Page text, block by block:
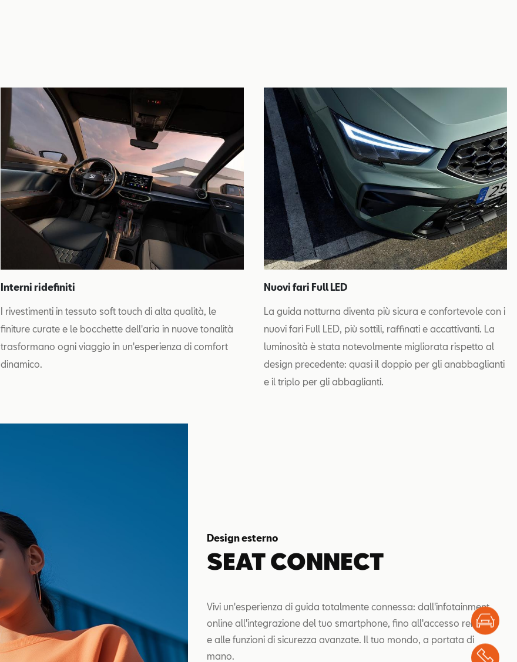
Interni ridefiniti
I rivestimenti in tessuto soft touch di alta qualità, le
finiture curate e le bocchette dell'aria in nuove tonalità
trasformano ogni viaggio in un'esperienza di comfort
dinamico.
Nuovi fari Full LED
La guida notturna diventa più sicura e confortevole con i
nuovi fari Full LED, più sottili, raffinati e accattivanti. La
luminosità è stata notevolmente migliorata rispetto al
design precedente: quasi il doppio per gli anabbaglianti
e il triplo per gli abbaglianti.
Design esterno
SEAT CONNECT
Vivi un'esperienza di guida totalmente connessa: dall'infotainment
online all'integrazione del tuo smartphone, fino all'accesso remoto
e alle funzioni di sicurezza avanzate. Il tuo mondo, a portata di
mano.